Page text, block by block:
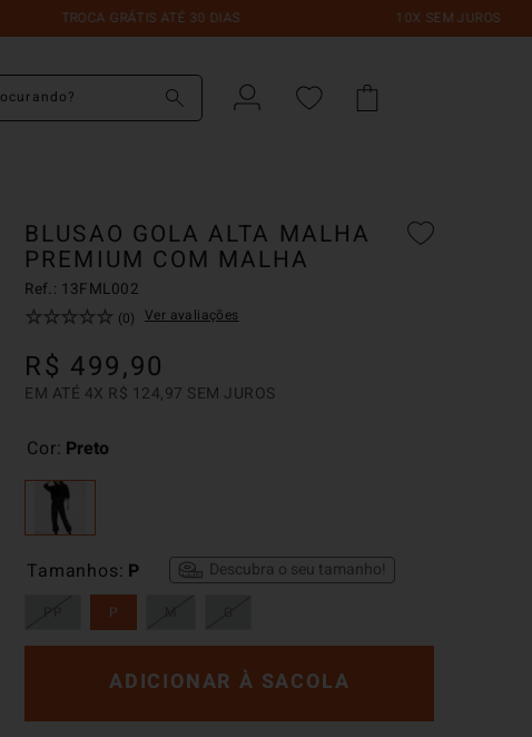
TROCA GRÁTIS ATÉ 30 DIAS 10X SEM JUROS
BLUSAO GOLA ALTA MALHA
PREMIUM COM MALHA
Ref.: 13FML002
☆☆☆☆☆ (0) Ver avaliações
R$ 499,90
EM ATÉ 4X R$ 124,97 SEM JUROS
Tamanhos P
P
Descubra o seu tamanho!
Cor Preto
ADICIONAR À SACOLA